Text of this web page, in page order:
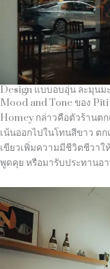
Design แบบอบอุ่น ละมุนม
Mood and Tone ของ
Homey กล่าวคือตัวร้านต
เน้นออกไปในโทนสีขาว ต
เขียวเพิ่มความมีชีวิตชีวาใ
พูดคุย หรือมารับประทานอ